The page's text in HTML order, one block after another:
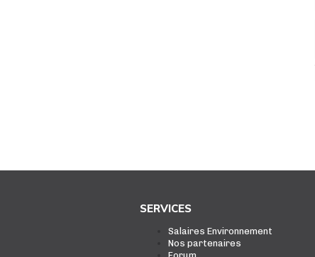
SERVICES
Salaires Environnement
Nos partenaires